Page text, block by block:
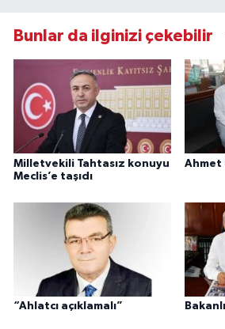
Bunlar da ilginizi çekebilir
Milletvekili Tahtasız konuyu
Meclis’e taşıdı
Ahmet
“Ahlatcı açıklamalı”